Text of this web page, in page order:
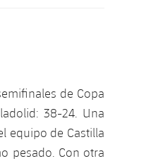
de Copa
38-24. Una
equipo de Castilla
pesado. Con otra